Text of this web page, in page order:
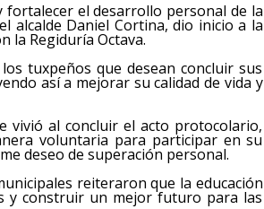
fortalecer el desarrollo personal de la
alcalde Daniel Cortina, dio inicio a la
la Regiduría Octava.
tuxpeños que desean concluir sus
así a mejorar su calidad de vida y
vivió al concluir el acto protocolario,
voluntaria para participar en su
deseo de superación personal.
reiteraron que la educación
y construir un mejor futuro para las